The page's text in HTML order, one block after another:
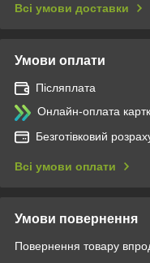
Всі умови доставки
Умови оплати
Післяплата
Онлайн-оплата
Безготівковий
Всі умови оплати
Умови повернення
Повернення товару